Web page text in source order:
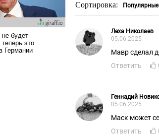
Сортировка:
Леха Николаев
05.06.2025
Мавр сделал
Ответить
Геннадий
05.06.2025
Маск может
Ответить